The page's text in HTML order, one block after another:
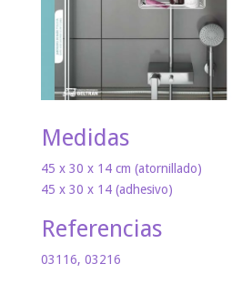
Medidas
45 x 30 x 14 cm (atornillado)
45 x 30 x 14 (adhesivo)
Referencias
03116, 03216